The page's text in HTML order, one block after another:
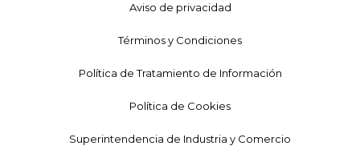
Aviso de privacidad
Términos y Condiciones
Política de Tratamiento de Información
Política de Cookies
Superintendencia de Industria y Comercio